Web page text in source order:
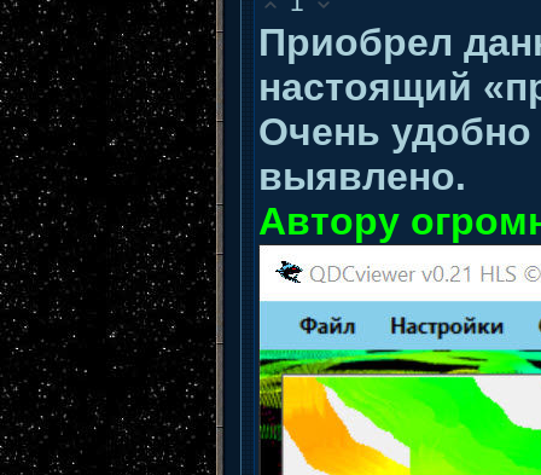
Приобрел
настоящий
Очень
выявлено.
Автору